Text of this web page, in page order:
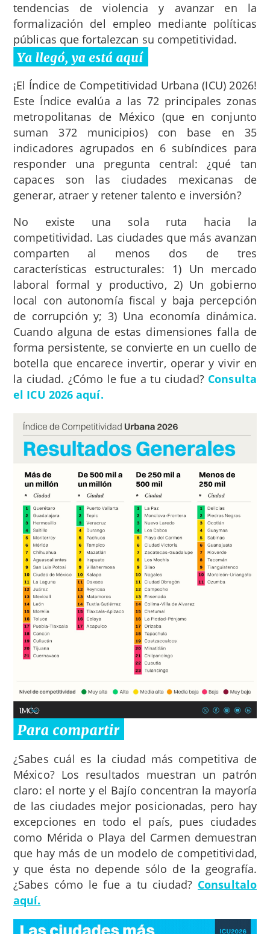
tendencias de violencia y avanzar en la
formalización del empleo mediante políticas
públicas que fortalezcan su competitividad.
¡El Índice de Competitividad Urbana (ICU) 2026!
Este Índice evalúa a las 72 principales zonas
metropolitanas de México (que en conjunto
suman 372 municipios) con base en 35
indicadores agrupados en 6 subíndices para
responder una pregunta central: ¿qué tan
capaces son las ciudades mexicanas de
generar, atraer y retener talento e inversión?
No existe una sola ruta hacia la
competitividad. Las ciudades que más avanzan
comparten al menos dos de tres
características estructurales: 1) Un mercado
laboral formal y productivo, 2) Un gobierno
local con autonomía fiscal y baja percepción
de corrupción y; 3) Una economía dinámica.
Cuando alguna de estas dimensiones falla de
forma persistente, se convierte en un cuello de
botella que encarece invertir, operar y vivir en
la ciudad. ¿Cómo le fue a tu ciudad? Consulta
el ICU 2026 aquí.
¿Sabes cuál es la ciudad más competitiva de
México? Los resultados muestran un patrón
claro: el norte y el Bajío concentran la mayoría
de las ciudades mejor posicionadas, pero hay
excepciones en todo el país, pues ciudades
como Mérida o Playa del Carmen demuestran
que hay más de un modelo de competitividad,
y que ésta no depende sólo de la geografía.
¿Sabes cómo le fue a tu ciudad? Consultalo
aquí.